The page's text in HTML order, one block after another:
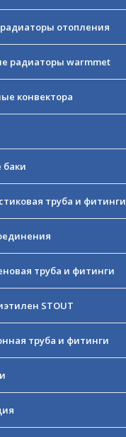
отопления
радиаторы warmmet
конвектора
труба и фитинги
труба и фитинги
STOUT
труба и фитинги